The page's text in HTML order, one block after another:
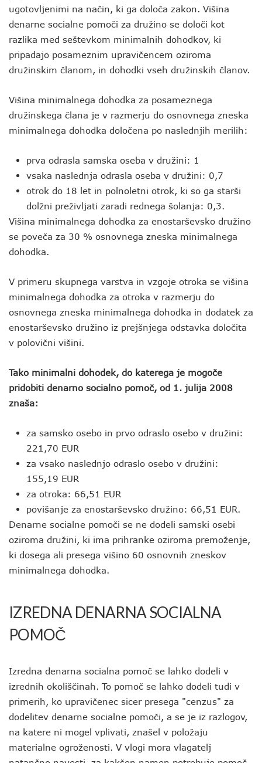
ugotovljenimi na način, ki ga določa zakon. Višina
denarne socialne pomoči za družino se določi kot
razlika med seštevkom minimalnih dohodkov, ki
pripadajo posameznim upravičencem oziroma
družinskim članom, in dohodki vseh družinskih članov.
Višina minimalnega dohodka za posameznega
družinskega člana je v razmerju do osnovnega zneska
minimalnega dohodka določena po naslednjih merilih:
prva odrasla samska oseba v družini: 1
vsaka naslednja odrasla oseba v družini: 0,7
otrok do 18 let in polnoletni otrok, ki so ga starši
dolžni preživljati zaradi rednega šolanja: 0,3.
Višina minimalnega dohodka za enostarševsko družino
se poveča za 30 % osnovnega zneska minimalnega
dohodka.
V primeru skupnega varstva in vzgoje otroka se višina
minimalnega dohodka za otroka v razmerju do
osnovnega zneska minimalnega dohodka in dodatek za
enostarševsko družino iz prejšnjega odstavka določita
v polovični višini.
Tako minimalni dohodek, do katerega je mogoče
pridobiti denarno socialno pomoč, od 1. julija 2008
znaša:
za samsko osebo in prvo odraslo osebo v družini:
221,70 EUR
za vsako naslednjo odraslo osebo v družini:
155,19 EUR
za otroka: 66,51 EUR
povišanje za enostarševsko družino: 66,51 EUR.
Denarne socialne pomoči se ne dodeli samski osebi
oziroma družini, ki ima prihranke oziroma premoženje,
ki dosega ali presega višino 60 osnovnih zneskov
minimalnega dohodka.
IZREDNA DENARNA SOCIALNA
POMOČ
Izredna denarna socialna pomoč se lahko dodeli v
izrednih okoliščinah. To pomoč se lahko dodeli tudi v
primerih, ko upravičenec sicer presega "cenzus" za
dodelitev denarne socialne pomoči, a se je iz razlogov,
na katere ni mogel vplivati, znašel v položaju
materialne ogroženosti. V vlogi mora vlagatelj